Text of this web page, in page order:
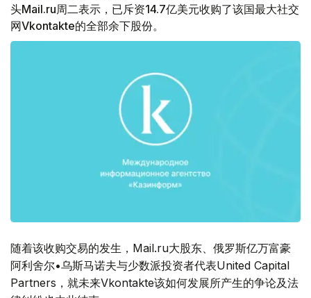
头Mail.ru周二表示，已斥资14.7亿美元收购了该国最大社交
网Vkontakte的全部余下股份。
随着该收购交易的发生，Mail.ru大股东、俄罗斯亿万富豪
阿利舍尔•乌斯马诺夫与少数派投资者代表United Capital
Partners，就未来Vkontakte该如何发展所产生的争论及法